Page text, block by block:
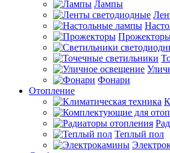
Лампы
Фонари
Отопление
Теплый пол